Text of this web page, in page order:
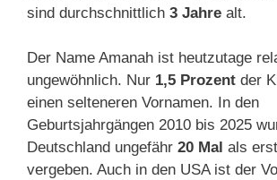
sind durchschnittlich 3 Jahre alt.
Der Name Amanah ist heutzutage
ungewöhnlich. Nur 1,5 Prozent der
einen selteneren Vornamen. In den
Geburtsjahrgängen 2010 bis 2025
Deutschland ungefähr 20 Mal als
vergeben. Auch in den USA ist der